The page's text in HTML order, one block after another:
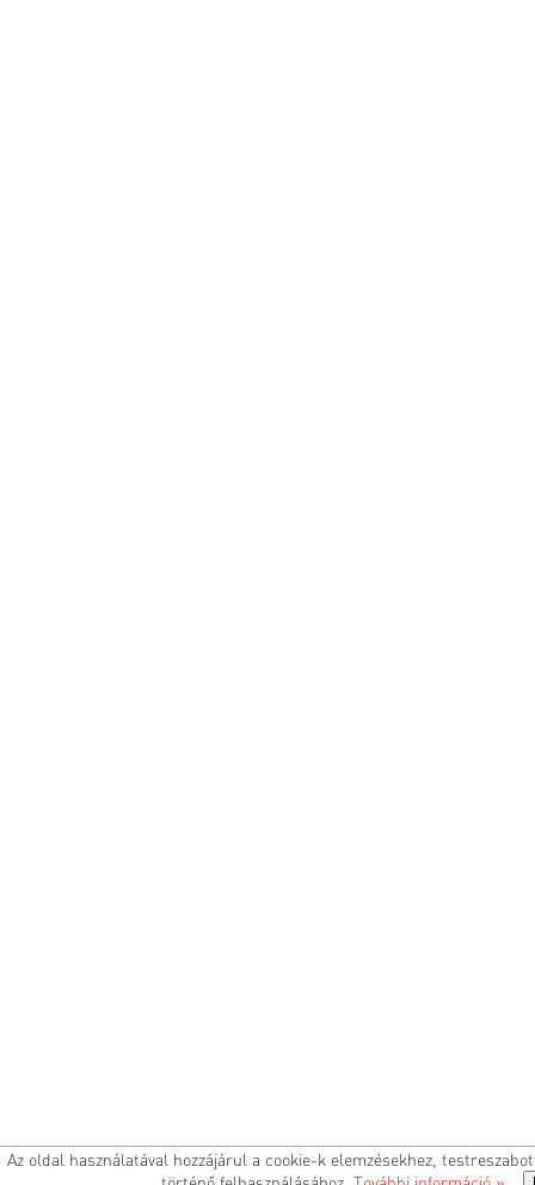
Az oldal használatával hozzájárul a cookie-k elemzésekhez,